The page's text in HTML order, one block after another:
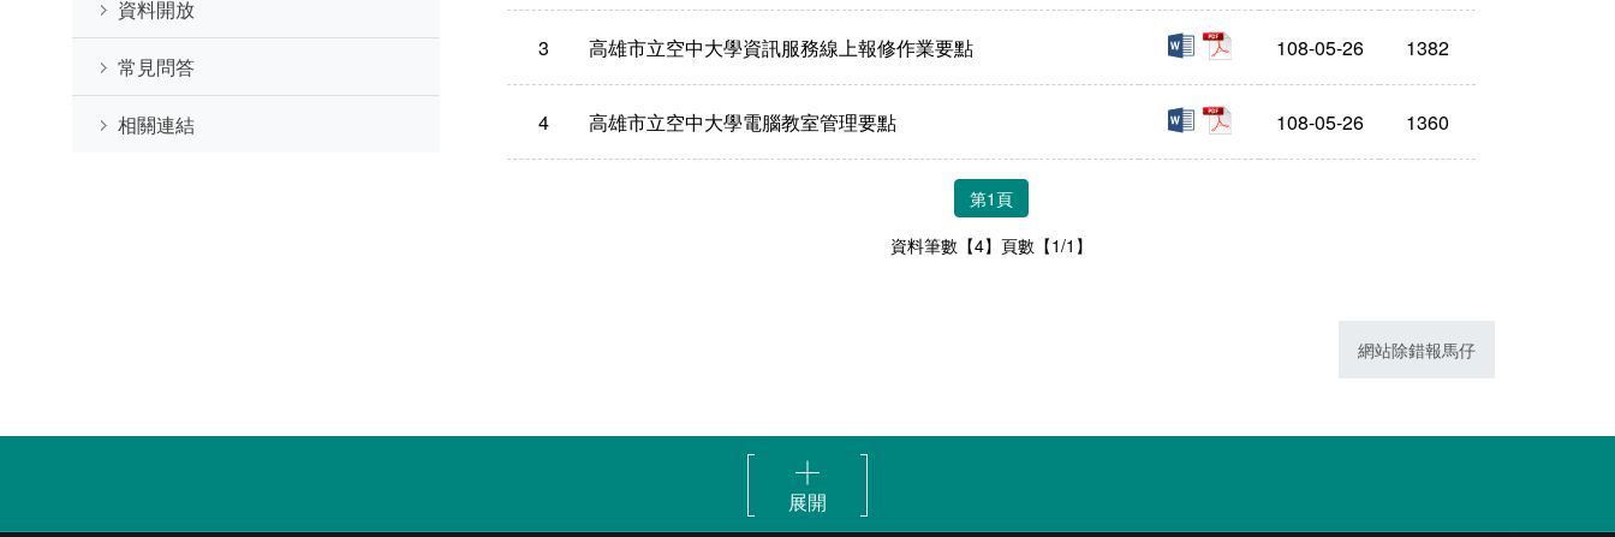
資料開放
常見問答
相關連結
3 高雄市立空中大學資訊服務線上報修作業要點 doc 108-05-26 1382
4 高雄市立空中大學電腦教室管理要點 doc 108-05-26 1360
第1頁
資料筆數【4】頁數【1/1】
網站除錯報馬仔
展開